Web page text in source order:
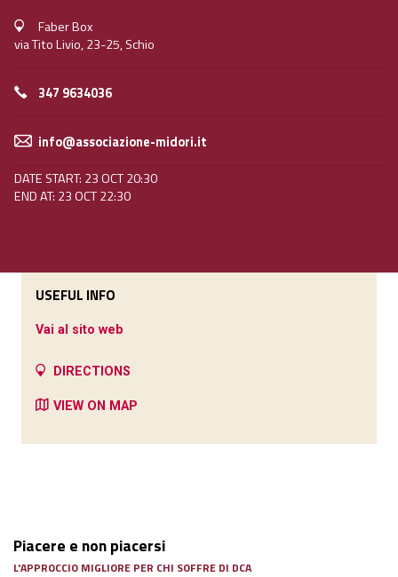
Faber Box
via Tito Livio, 23-25, Schio
347 9634036
info@associazione-midori.it
DATE START: 23 OCT 20:30
END AT: 23 OCT 22:30
Piacere e non piacersi
L'APPROCCIO MIGLIORE PER CHI SOFFRE DI DCA
USEFUL INFO
Vai al sito web
DIRECTIONS
VIEW ON MAP